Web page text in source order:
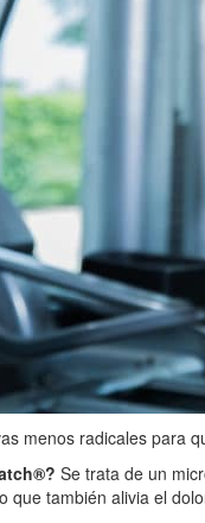
menos radicales para
Se trata de un
que también alivia el